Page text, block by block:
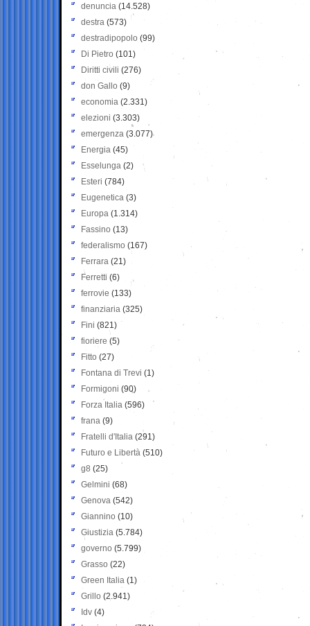
denuncia (14.528)
destra (573)
destradipopolo (99)
Di Pietro (101)
Diritti civili (276)
don Gallo (9)
economia (2.331)
elezioni (3.303)
emergenza (3.077)
Energia (45)
Esselunga (2)
Esteri (784)
Eugenetica (3)
Europa (1.314)
Fassino (13)
federalismo (167)
Ferrara (21)
Ferretti (6)
ferrovie (133)
finanziaria (325)
Fini (821)
fioriere (5)
Fitto (27)
Fontana di Trevi (1)
Formigoni (90)
Forza Italia (596)
frana (9)
Fratelli d'Italia (291)
Futuro e Libertà (510)
g8 (25)
Gelmini (68)
Genova (542)
Giannino (10)
Giustizia (5.784)
governo (5.799)
Grasso (22)
Green Italia (1)
Grillo (2.941)
Idv (4)